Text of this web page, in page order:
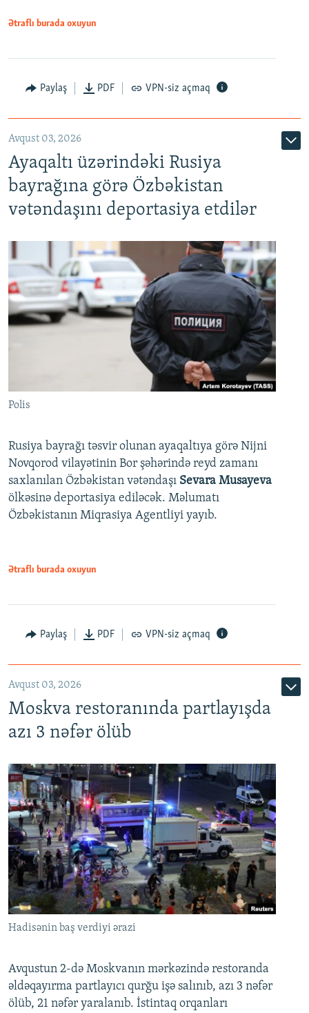
Ətraflı burada oxuyun
Paylaş PDF VPN-siz açmaq
Avqust 03, 2026
Ayaqaltı üzərindəki Rusiya
bayrağına görə Özbəkistan
vətəndaşını deportasiya etdilər
Polis
Rusiya bayrağı təsvir olunan ayaqaltıya görə Nijni
Novqorod vilayətinin Bor şəhərində reyd zamanı
saxlanılan Özbəkistan vətəndaşı Sevara Musayeva
ölkəsinə deportasiya ediləcək. Məlumatı
Özbəkistanın Miqrasiya Agentliyi yayıb.
Ətraflı burada oxuyun
Paylaş PDF VPN-siz açmaq
Avqust 03, 2026
Moskva restoranında partlayışda
azı 3 nəfər ölüb
Hadisənin baş verdiyi ərazi
Avqustun 2-də Moskvanın mərkəzində restoranda
əldəqayırma partlayıcı qurğu işə salınıb, azı 3 nəfər
ölüb, 21 nəfər yaralanıb. İstintaq orqanları